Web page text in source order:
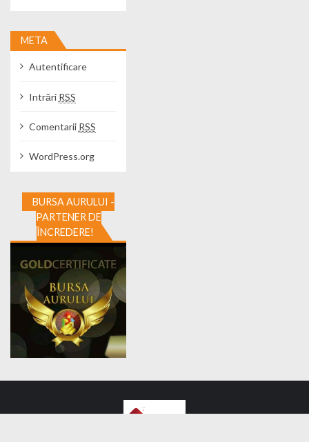
META
Autentificare
Intrări RSS
Comentarii RSS
WordPress.org
BURSA AURULUI -
PARTENER DE
ÎNCREDERE!